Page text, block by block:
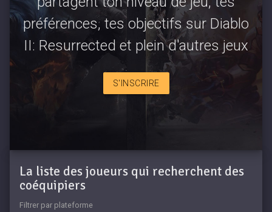
préférences, tes objectifs sur Diablo
II: Resurrected et plein d'autres jeux
S'INSCRIRE
La liste des joueurs qui recherchent des
coéquipiers
Filtrer par plateforme